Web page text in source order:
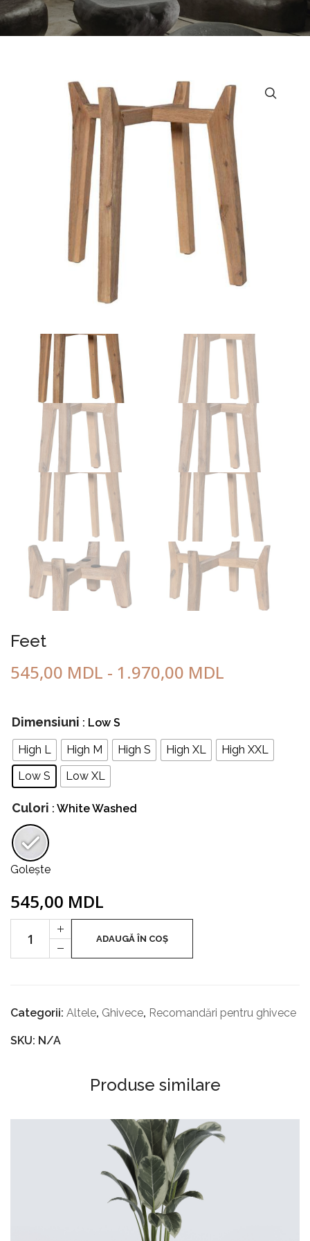
MOBILIER URBAN
GHIVECE
Feet
545,00 MDL - 1.970,00 MDL
Dimensiuni : Low S
High L High M High S High XL
High XXL
Low S
Low XL
Culori : White Washed
Golește
545,00 MDL
Feet
+
-
ADAUGĂ ÎN COȘ
Categorii: Altele, Ghivece, Recomandări pentru ghivece
SKU: N/A
Produse similare